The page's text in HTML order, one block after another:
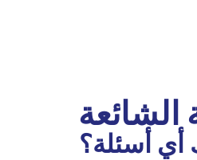
الشائعة
أي أسئلة؟